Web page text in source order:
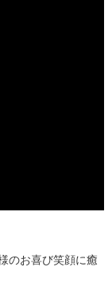
のお喜び笑顔に癒